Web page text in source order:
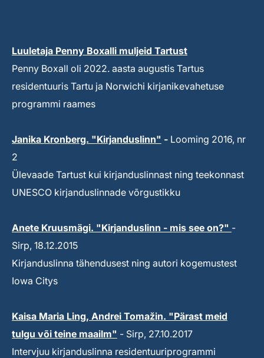
Luuletaja Penny Boxalli muljeid Tartust
Penny Boxall oli 2022. aasta augustis Tartus
residentuuris Tartu ja Norwichi kirjanikevahetuse
programmi raames
Janika Kronberg. "Kirjanduslinn" - Looming 2016, nr
2
Ülevaade Tartust kui kirjanduslinnast ning teekonnast
UNESCO kirjanduslinnade võrgustikku
Anete Kruusmägi. "Kirjanduslinn - mis see on?" -
Sirp, 18.12.2015
Kirjanduslinna tähendusest ning autori kogemustest
Iowa Citys
Kaisa Maria Ling, Andrei Tomažin. "Pärast meid
tulgu või teine maailm" - Sirp, 27.10.2017
Intervjuu kirjanduslinna residentuuriprogrammi